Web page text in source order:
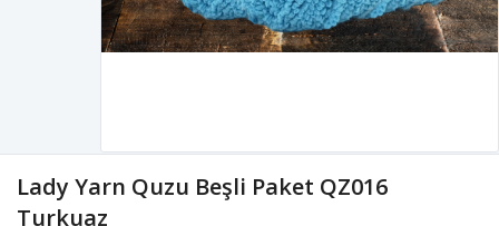
Lady Yarn Quzu Beşli Paket QZ016
Turkuaz